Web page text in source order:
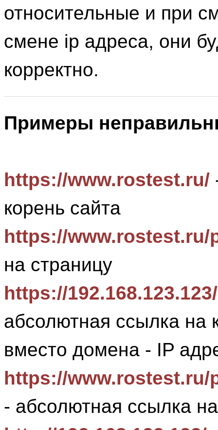
относительные и при
смене ip адреса, они
корректно.
Примеры
https://www.rostest.ru/
корень сайта
https://www.rostest.ru/
на страницу
https://
абсолютная ссылка на
вместо домена - IP
https://
- абсолютная ссылка